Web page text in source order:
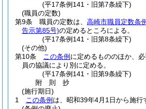
(平17条例141・旧第7条繰下)
(職員の定数)
第9条
職員の定数は、 高崎市職員定数条例
告示第85号)の定めるところによる。
(平17条例141・旧第8条繰下)
(その他)
第10条
この条例 に定めるもののほか、
員の協議により別に定める。
(平17条例141・旧第9条繰下)
附 則
抄
(施行期日)
1
この条例 は、昭和39年4月1日から施行